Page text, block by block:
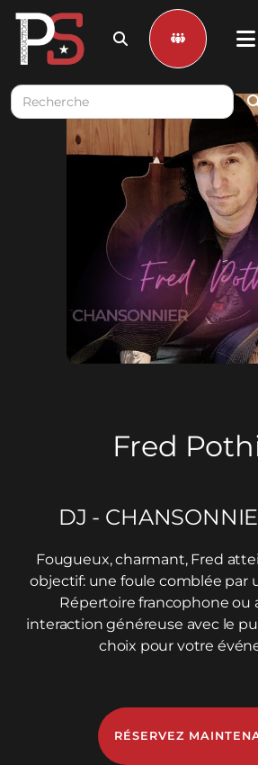
  
Fred
DJ -
Fougueux, charmant, Fred
objectif: une foule comblée par
Répertoire francophone ou
interaction généreuse avec le
choix pour votre
RÉSERVEZ